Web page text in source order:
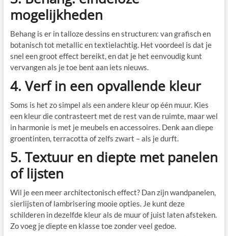
mogelijkheden
Behang is er in talloze dessins en structuren: van grafisch en
botanisch tot metallic en textielachtig. Het voordeel is dat je
snel een groot effect bereikt, en dat je het eenvoudig kunt
vervangen als je toe bent aan iets nieuws.
4. Verf in een opvallende kleur
Soms is het zo simpel als een andere kleur op één muur. Kies
een kleur die contrasteert met de rest van de ruimte, maar wel
in harmonie is met je meubels en accessoires. Denk aan diepe
groentinten, terracotta of zelfs zwart – als je durft.
5. Textuur en diepte met panelen
of lijsten
Wil je een meer architectonisch effect? Dan zijn wandpanelen,
sierlijsten of lambrisering mooie opties. Je kunt deze
schilderen in dezelfde kleur als de muur of juist laten afsteken.
Zo voeg je diepte en klasse toe zonder veel gedoe.